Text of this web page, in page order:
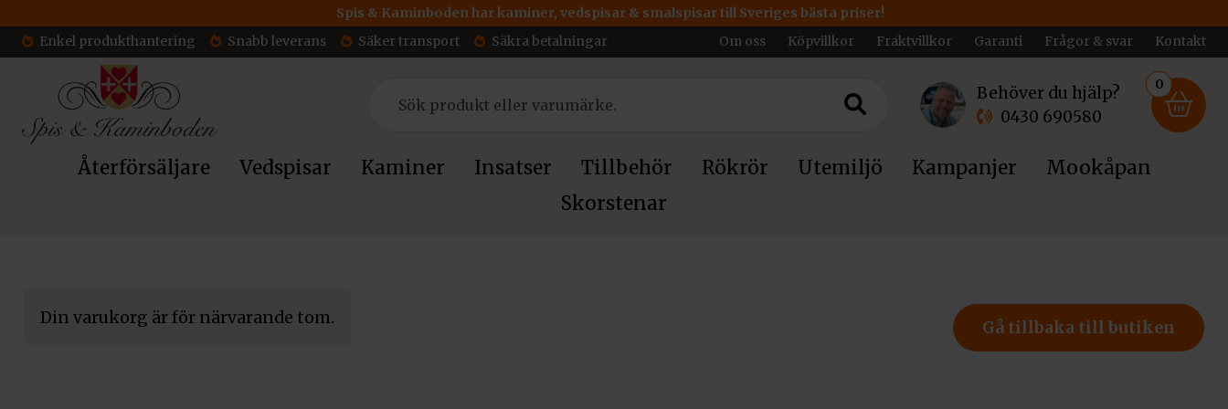
Spis & Kaminboden har kaminer, vedspisar & smalspisar till Sveriges bästa priser!
Enkel produkthantering
Snabb leverans Säker transport Säkra betalningar Om oss Köpvillkor Fraktvillkor Garanti Frågor & svar Kontakt
Behöver du hjälp?
0430 690580
0
Återförsäljare Vedspisar Kaminer Insatser Tillbehör Rökrör Utemiljö Kampanjer
Mookåpan
Skorstenar
Din varukorg är för närvarande tom.
Gå tillbaka till butiken